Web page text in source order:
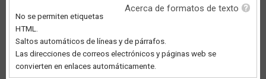
Acerca de formatos de texto
No se permiten etiquetas
HTML.
Saltos automáticos de líneas y de párrafos.
Las direcciones de correos electrónicos y páginas web se
convierten en enlaces automáticamente.